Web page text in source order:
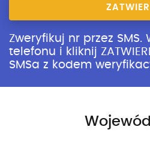
Zweryfikuj nr przez SMS.
telefonu i kliknij
SMSa z kodem